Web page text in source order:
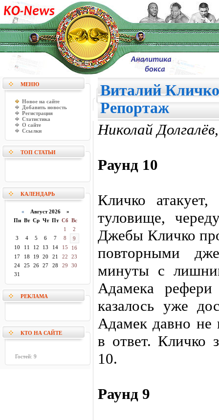
МЕНЮ
Новое на сайте
Добавить новость
Регистрация
Статистика
О сайте
Ссылки
ТОП СТАТЬИ
КАЛЕНДАРЬ
« Август 2026 »
Пн Вт Ср Чт Пт Сб Вс
1
2
3
4 5 6 7 8
9
10
11 12 13 14 15
16
17
18 19 20 21 22
23
24
25 26 27 28 29
30
31
РЕКЛАМА
КТО НА САЙТЕ
Гостей: 9
Виталий
Репортаж
Николай
Раунд 10
Кличко
туловище,
Джебы Кличко
повторными
минуты с
Адамека рефери
казалось уже
Адамек давно не
в ответ. Кличко
10.
Раунд 9